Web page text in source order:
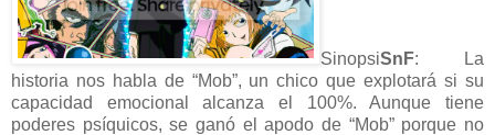
SinopsiSnF: La
historia nos habla de “Mob”, un chico que explotará si su
capacidad emocional alcanza el 100%. Aunque tiene
poderes psíquicos, se ganó el apodo de “Mob” porque no